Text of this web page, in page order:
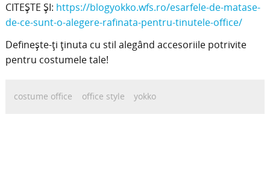
CITEȘTE ȘI: https://blogyokko.wfs.ro/esarfele-de-matase-
de-ce-sunt-o-alegere-rafinata-pentru-tinutele-office/
Definește-ți ținuta cu stil alegând accesoriile potrivite
pentru costumele tale!
costume office office style yokko